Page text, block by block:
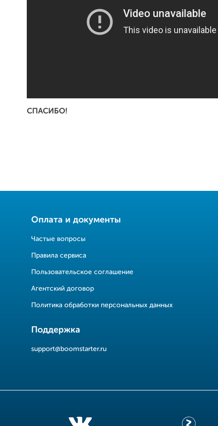
СПАСИБО!
Оплата и документы
Частые вопросы
Правила сервиса
Пользовательское соглашение
Агентский договор
Политика обработки персональных данных
Поддержка
support@boomstarter.ru